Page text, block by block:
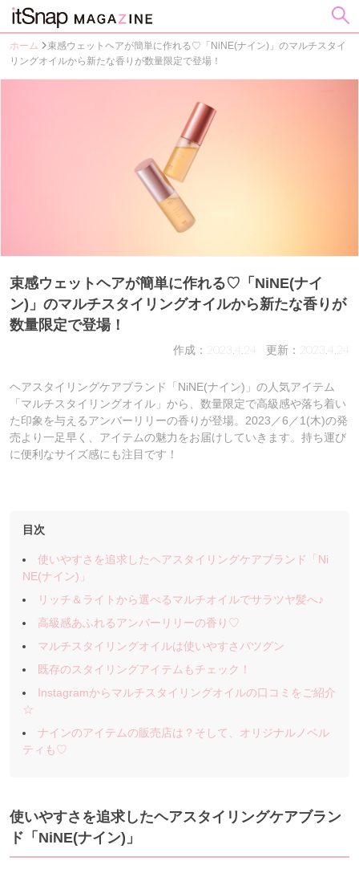
ホーム
束感ウェットヘアが簡単に作れる♡「NiNE(ナイン)」のマルチスタイ
リングオイルから新たな香りが数量限定で登場！
束感ウェットヘアが簡単に作れる♡「NiNE(ナイ
ン)」のマルチスタイリングオイルから新たな香りが
数量限定で登場！
作成：2023.4.24 更新：2023.4.24
ヘアスタイリングケアブランド「NiNE(ナイン)」の人気アイテム
「マルチスタイリングオイル」から、数量限定で高級感や落ち着い
た印象を与えるアンバーリリーの香りが登場。2023／6／1(木)の発
売より一足早く、アイテムの魅力をお届けしていきます。持ち運び
に便利なサイズ感にも注目です！
目次
使いやすさを追求したヘアスタイリングケアブランド「Ni
NE(ナイン)」
リッチ＆ライトから選べるマルチオイルでサラツヤ髪へ♪
高級感あふれるアンバーリリーの香り♡
マルチスタイリングオイルは使いやすさバツグン
既存のスタイリングアイテムもチェック！
Instagramからマルチスタイリングオイルの口コミをご紹介
☆
ナインのアイテムの販売店は？そして、オリジナルノベル
ティも♡
使いやすさを追求したヘアスタイリングケアブラン
ド「NiNE(ナイン)」